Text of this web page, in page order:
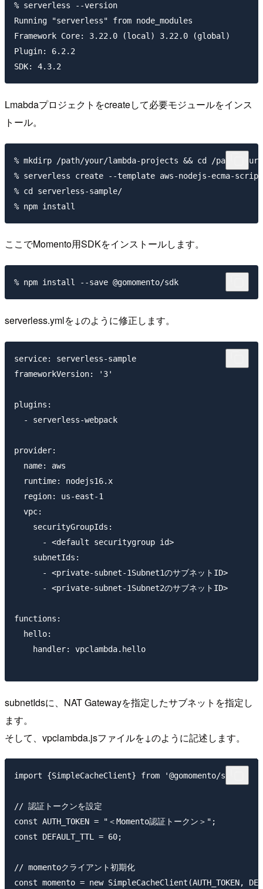
% serverless --version
Running "serverless" from node_modules
Framework Core: 3.22.0 (local) 3.22.0 (global)
Plugin: 6.2.2
Lmabdaプロジェクトをcreateして必要モジュールをインス
トール。
% mkdirp /path/your/lambda-projects && cd /path/
% serverless create --template aws-nodejs-ecma-
% cd serverless-sample/
ここでMomento用SDKをインストールします。
serverless.ymlを↓のように修正します。
service: serverless-sample
frameworkVersion: '3'
plugins:
  - serverless-webpack
provider:
  name: aws
  runtime: nodejs16.x
  region: us-east-1
  vpc:
    securityGroupIds:
      - <default securitygroup id>
    subnetIds:
      - <private-subnet-1Subnet1のサブネットID>
      - <private-subnet-1Subnet2のサブネットID>
functions:
  hello:
    handler: vpclambda.hello
subnetIdsに、NAT Gatewayを指定したサブネットを指定し
ます。
そして、vpclambda.jsファイルを↓のように記述します。
import {SimpleCacheClient} from '@gomomento/sdk';
// 認証トークンを設定
const AUTH_TOKEN = "＜Momento認証トークン＞";
const DEFAULT_TTL = 60;
// momentoクライアント初期化
const momento = new SimpleCacheClient(AUTH_TOKEN,